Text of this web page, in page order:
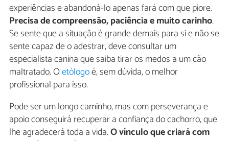
experiências e abandoná-lo apenas fará com que piore.
Precisa de compreensão, paciência e muito carinho.
Se sente que a situação é grande demais para si e não se
sente capaz de o adestrar, deve consultar um
especialista canina que saiba tirar os medos a um cão
maltratado. Oetólogoé, sem dúvida, o melhor
profissional para isso.
Pode ser um longo caminho, mas com perseverança e
apoio conseguirá recuperar a confiança do cachorro, que
lhe agradecerá toda a vida.O vínculo que criará com